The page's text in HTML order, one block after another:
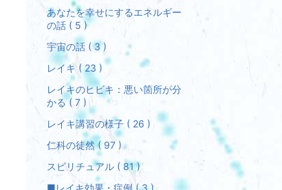
あなたを幸せにするエネルギー
の話 ( 5 )
宇宙の話 ( 3 )
レイキ ( 23 )
レイキのヒビキ：悪い箇所が分
かる ( 7 )
レイキ講習の様子 ( 26 )
仁科の徒然 ( 97 )
スピリチュアル ( 81 )
■レイキ効果・症例 ( 3 )